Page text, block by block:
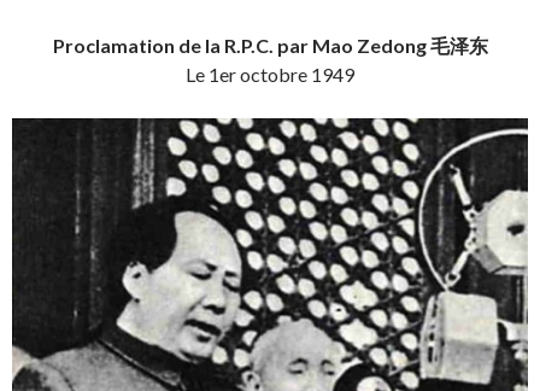
Proclamation de la R.P.C. par Mao Zedong 毛泽东
Le 1er octobre 1949